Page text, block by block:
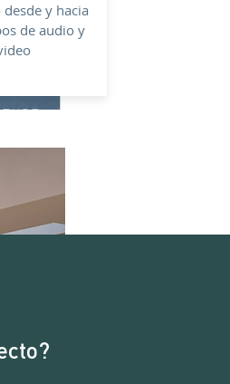
y hacia
de audio y